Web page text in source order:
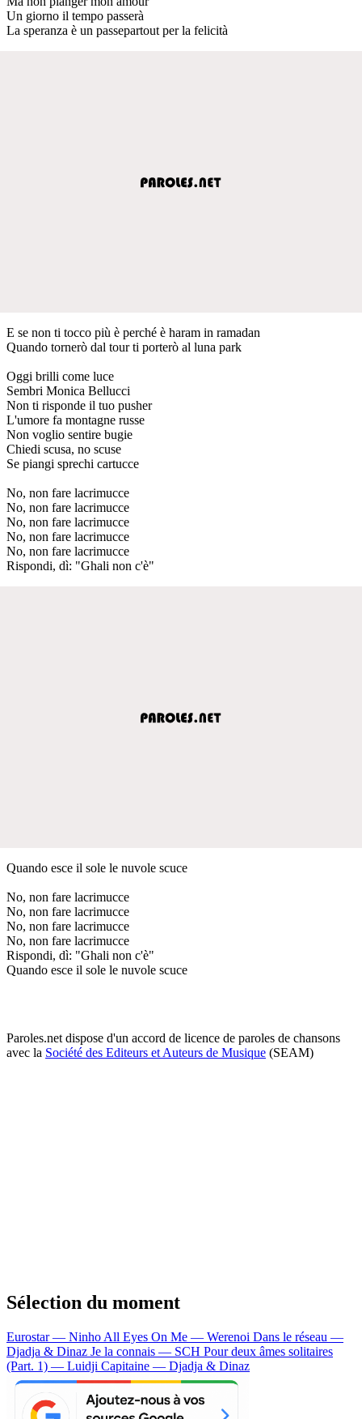
Un giorno il tempo passerà
La speranza è un passepartout per la felicità
E se non ti tocco più è perché è haram in ramadan
Quando tornerò dal tour ti porterò al luna park
Oggi brilli come luce
Sembri Monica Bellucci
Non ti risponde il tuo pusher
L'umore fa montagne russe
Non voglio sentire bugie
Chiedi scusa, no scuse
Se piangi sprechi cartucce
No, non fare lacrimucce
No, non fare lacrimucce
No, non fare lacrimucce
No, non fare lacrimucce
No, non fare lacrimucce
Rispondi, dì: "Ghali non c'è"
Quando esce il sole le nuvole scuce
No, non fare lacrimucce
No, non fare lacrimucce
No, non fare lacrimucce
No, non fare lacrimucce
Rispondi, dì: "Ghali non c'è"
Quando esce il sole le nuvole scuce
Paroles.net dispose d'un accord de licence de paroles de chansons
avec la Société des Editeurs et Auteurs de Musique (SEAM)
Sélection du moment
Eurostar — Ninho All Eyes On Me — Werenoi Dans le réseau —
Djadja & Dinaz Je la connais — SCH Pour deux âmes solitaires
(Part. 1) — Luidji Capitaine — Djadja & Dinaz